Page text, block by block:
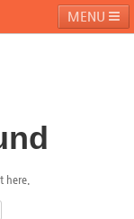
MENU
here.